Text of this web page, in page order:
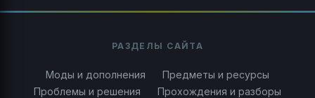
РАЗДЕЛЫ САЙТА
Моды и дополнения
Предметы и ресурсы
Проблемы и решения
Прохождения и разборы